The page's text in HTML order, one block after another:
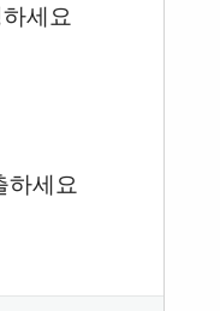
세요
하세요